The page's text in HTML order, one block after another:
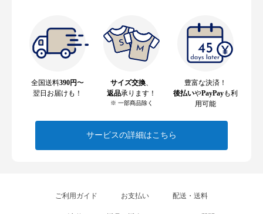
全国送料390円〜
翌日お届けも！
サイズ交換、
返品承ります！
※ 一部商品除く
豊富な決済！
後払いやPayPayも利
用可能
サービスの詳細はこちら
ご利用ガイド お支払い 配送・送料